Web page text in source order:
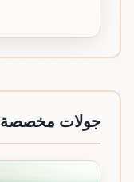
جولات مخصصة